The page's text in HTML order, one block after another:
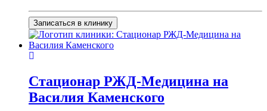
Записаться в клинику
Стационар РЖД-Медицина на
Василия Каменского